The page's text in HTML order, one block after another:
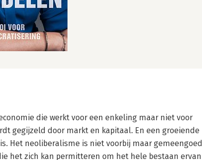
die werkt voor een enkeling maar niet voor
gegijzeld door markt en kapitaal. En een groeiende
Het neoliberalisme is niet voorbij maar gemeengoed
het zich kan permitteren om het hele bestaan ervan